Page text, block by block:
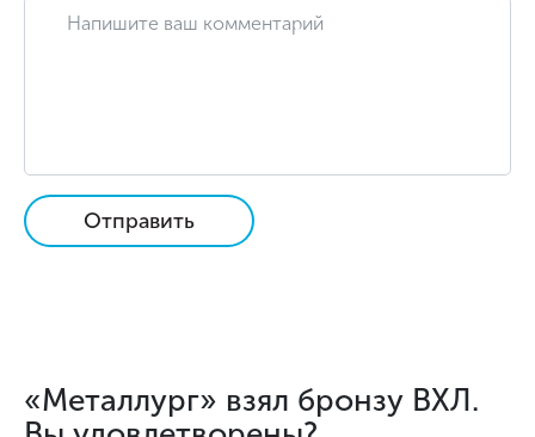
Отправить
«Металлург» взял бронзу ВХЛ.